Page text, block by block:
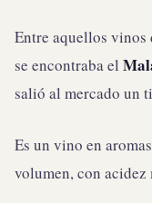
Entre aquellos vinos
se encontraba el
salió al mercado un
Es un vino en
volumen, con